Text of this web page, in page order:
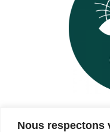
Nous respectons